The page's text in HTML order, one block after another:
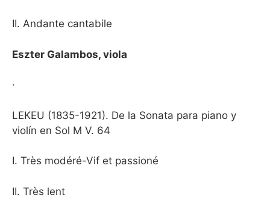
II. Andante cantabile
Eszter Galambos, viola
·
LEKEU (1835-1921). De la Sonata para piano y
violín en Sol M V. 64
I. Très modéré-Vif et passioné
II. Très lent